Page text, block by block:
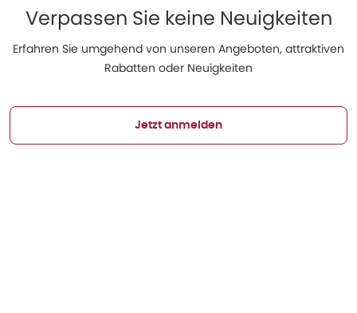
Verpassen Sie keine Neuigkeiten
Erfahren Sie umgehend von unseren Angeboten, attraktiven
Rabatten oder Neuigkeiten
Jetzt anmelden